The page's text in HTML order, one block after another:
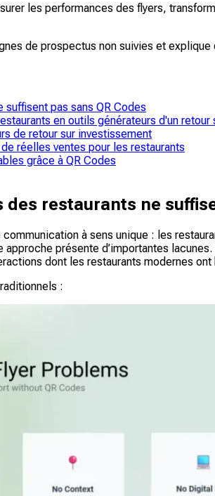
les performances des flyers,
de prospectus non suivies et explique
pas sans QR Codes
en outils générateurs d'un retour
de retour sur investissement
réelles ventes pour les restaurants
grâce à QR Codes
restaurants ne
à sens unique : les
présente d’importantes
dont les restaurants modernes ont
: